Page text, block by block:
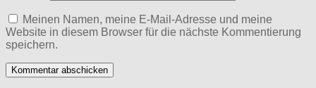
Meinen Namen, meine E-Mail-Adresse und meine
Website in diesem Browser für die nächste Kommentierung
speichern.